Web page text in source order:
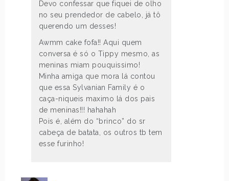
Devo confessar que fiquei de olho
no seu prendedor de cabelo, já tô
querendo um desses!
Awmm cake fofa!! Aqui quem
conversa é só o Tippy mesmo, as
meninas miam pouquissimo!
Minha amiga que mora lá contou
que essa Sylvanian Family é o
caça-niqueis maximo lá dos pais
de meninas!!! hahahah
Pois é, além do “brinco” do sr
cabeça de batata, os outros tb tem
esse furinho!